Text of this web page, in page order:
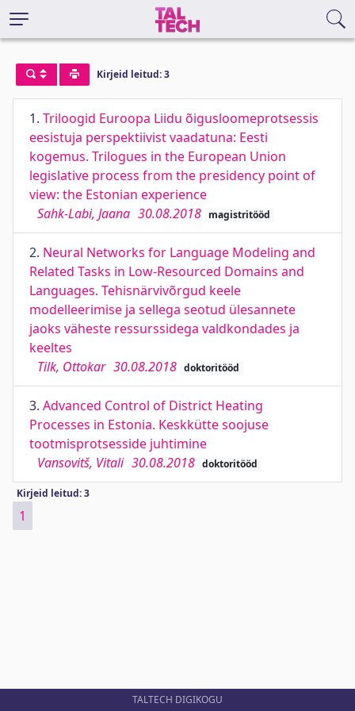
Kirjeid leitud: 3
1. Triloogid Euroopa Liidu õigusloomeprotsessis
eesistuja perspektiivist vaadatuna: Eesti
kogemus. Trilogues in the European Union
legislative process from the presidency point of
view: the Estonian experience
Sahk-Labi, Jaana 30.08.2018 magistritööd
2. Neural Networks for Language Modeling and
Related Tasks in Low-Resourced Domains and
Languages. Tehisnärvivõrgud keele
modelleerimise ja sellega seotud ülesannete
jaoks väheste ressurssidega valdkondades ja
keeltes
Tilk, Ottokar 30.08.2018 doktoritööd
3. Advanced Control of District Heating
Processes in Estonia. Keskkütte soojuse
tootmisprotsesside juhtimine
Vansovitš, Vitali 30.08.2018 doktoritööd
Kirjeid leitud: 3
1
TALTECH DIGIKOGU